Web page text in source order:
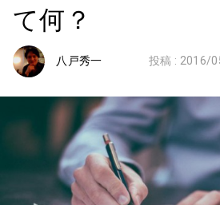
て何？
八戸秀一 投稿 : 2016/